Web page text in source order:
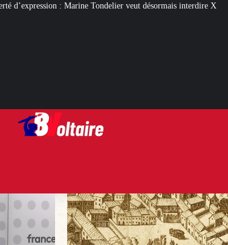
veut désormais interdire X Des flammes au gibet :